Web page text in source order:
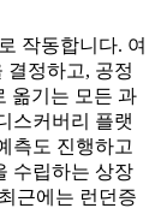
작동합니다. 여
결정하고, 공정
옮기는 모든 과
스커버리 플랫
측도 진행하고
수립하는 상장
근에는 런던증